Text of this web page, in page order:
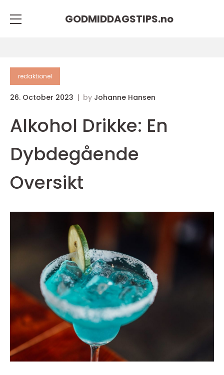
GODMIDDAGSTIPS.no
redaktionel
26. October 2023 by Johanne Hansen
Alkohol Drikke: En
Dybdegående
Oversikt